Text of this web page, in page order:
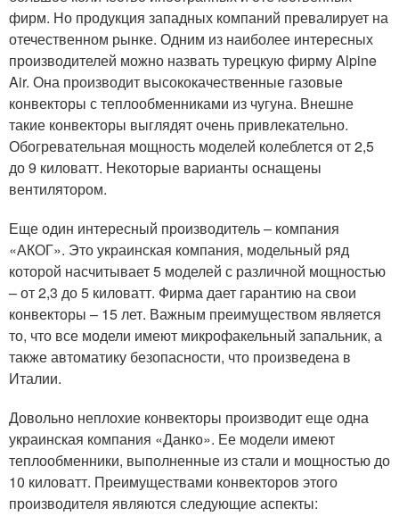
фирм. Но продукция западных компаний превалирует на
отечественном рынке. Одним из наиболее интересных
производителей можно назвать турецкую фирму Alpine
Air. Она производит высококачественные газовые
конвекторы с теплообменниками из чугуна. Внешне
такие конвекторы выглядят очень привлекательно.
Обогревательная мощность моделей колеблется от 2,5
до 9 киловатт. Некоторые варианты оснащены
вентилятором.
Еще один интересный производитель – компания
«АКОГ». Это украинская компания, модельный ряд
которой насчитывает 5 моделей с различной мощностью
– от 2,3 до 5 киловатт. Фирма дает гарантию на свои
конвекторы – 15 лет. Важным преимуществом является
то, что все модели имеют микрофакельный запальник, а
также автоматику безопасности, что произведена в
Италии.
Довольно неплохие конвекторы производит еще одна
украинская компания «Данко». Ее модели имеют
теплообменники, выполненные из стали и мощностью до
10 киловатт. Преимуществами конвекторов этого
производителя являются следующие аспекты: